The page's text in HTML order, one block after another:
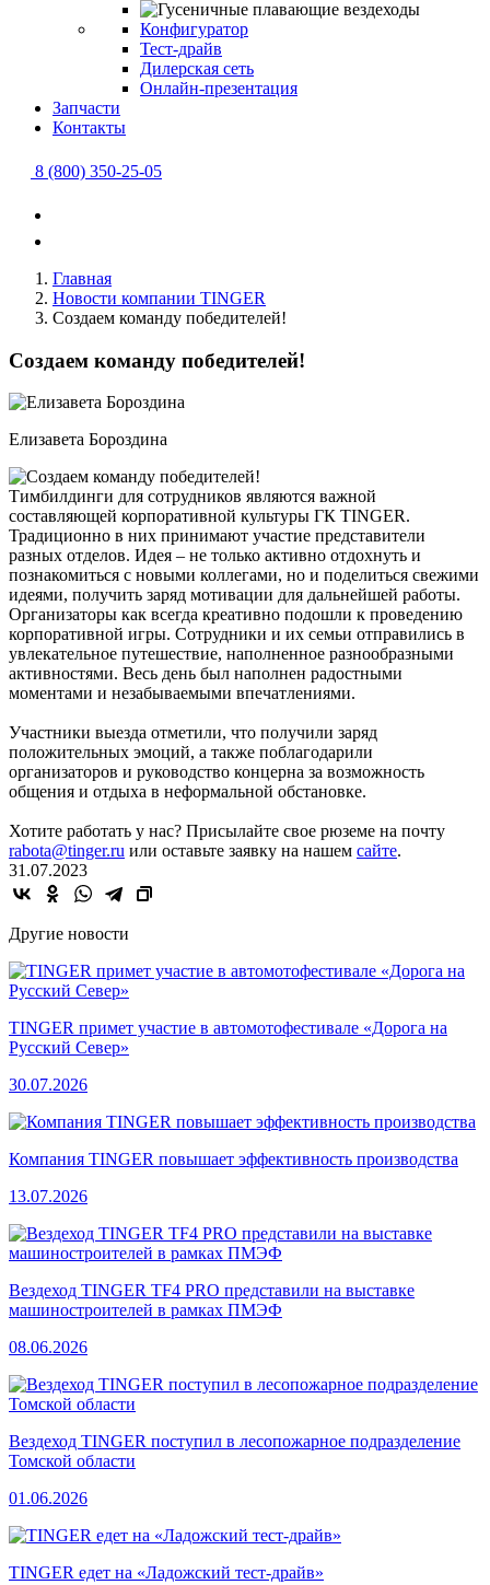
Конфигуратор
Тест-драйв
Дилерская сеть
Онлайн-презентация
Запчасти
Контакты
8 (800) 350-25-05
Главная
Новости компании TINGER
Создаем команду победителей!
Создаем команду победителей!
Елизавета Бороздина
Тимбилдинги для сотрудников являются важной
составляющей корпоративной культуры ГК TINGER.
Традиционно в них принимают участие представители
разных отделов. Идея – не только активно отдохнуть и
познакомиться с новыми коллегами, но и поделиться свежими
идеями, получить заряд мотивации для дальнейшей работы.
Организаторы как всегда креативно подошли к проведению
корпоративной игры. Сотрудники и их семьи отправились в
увлекательное путешествие, наполненное разнообразными
активностями. Весь день был наполнен радостными
моментами и незабываемыми впечатлениями.
Участники выезда отметили, что получили заряд
положительных эмоций, а также поблагодарили
организаторов и руководство концерна за возможность
общения и отдыха в неформальной обстановке.
Хотите работать у нас? Присылайте свое рюземе на почту
rabota@tinger.ru или оставьте заявку на нашем сайте.
31.07.2023
Другие новости
TINGER примет участие в автомотофестивале «Дорога на
Русский Север»
30.07.2026
Компания TINGER повышает эффективность производства
13.07.2026
Вездеход TINGER TF4 PRO представили на выставке
машиностроителей в рамках ПМЭФ
08.06.2026
Вездеход TINGER поступил в лесопожарное подразделение
Томской области
01.06.2026
TINGER едет на «Ладожский тест-драйв»